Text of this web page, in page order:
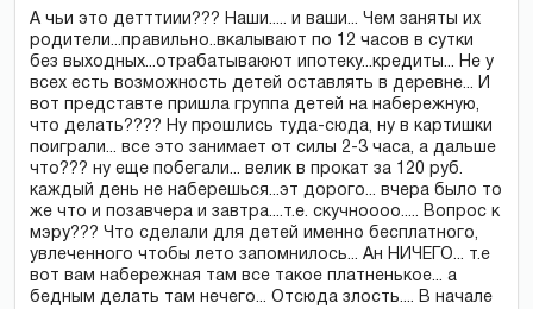
А чьи это детттиии??? Наши..... и ваши... Чем заняты их
родители...правильно..вкалывают по 12 часов в сутки
без выходных...отрабатываюют ипотеку...кредиты... Не у
всех есть возможность детей оставлять в деревне... И
вот представте пришла группа детей на набережную,
что делать???? Ну прошлись туда-сюда, ну в картишки
поиграли... все это занимает от силы 2-3 часа, а дальше
что??? ну еще побегали... велик в прокат за 120 руб.
каждый день не наберешься...эт дорого... вчера было то
же что и позавчера и завтра....т.е. скучноооо..... Вопрос к
мэру??? Что сделали для детей именно бесплатного,
увлеченного чтобы лето запомнилось... Ан НИЧЕГО... т.е
вот вам набережная там все такое платненькое... а
бедным делать там нечего... Отсюда злость.... В начале